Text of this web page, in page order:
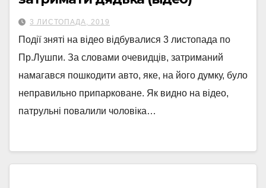
3 ЛИСТОПАДА, 2019
Події зняті на відео відбувалися 3 листопада по
Пр.Лушпи. За словами очевидців, затриманий
намагався пошкодити авто, яке, на його думку, було
неправильно припарковане. Як видно на відео,
патрульні повалили чоловіка…